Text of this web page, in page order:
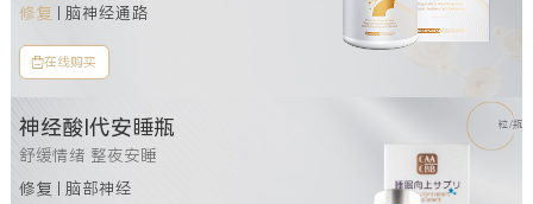
修复 | 脑神经通路
在线购买
神经酸I代安睡瓶
舒缓情绪 整夜安睡
修复 | 脑部神经
粒/瓶